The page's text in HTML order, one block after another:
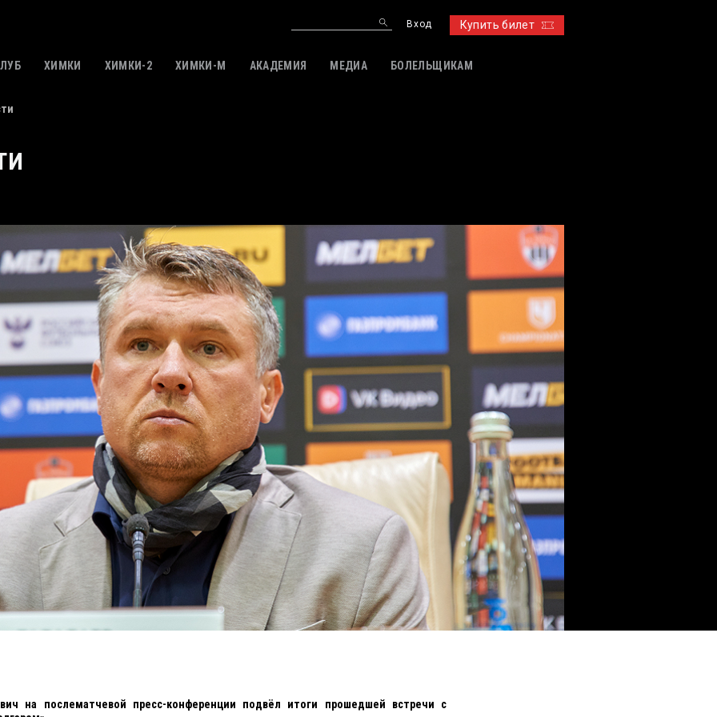
Купить билет
Вход
ХИМКИ ХИМКИ-2 ХИМКИ-M АКАДЕМИЯ МЕДИА БОЛЕЛЬЩИКАМ
на послематчевой пресс-конференции подвёл итоги прошедшей встречи с